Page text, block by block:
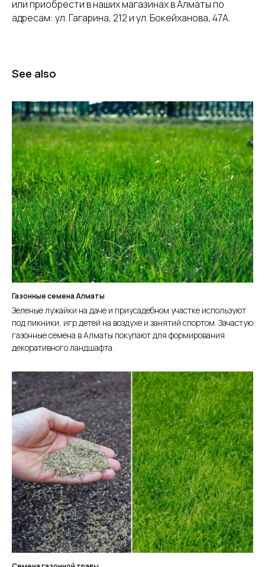
или приобрести в наших магазинах в Алматы по
адресам: ул. Гагарина, 212 и ул. Бокейханова, 47А.
See also
Газонные семена Алматы
Зеленые лужайки на даче и приусадебном участке используют
под пикники, игр детей на воздухе и занятий спортом. Зачастую
газонные семена в Алматы покупают для формирования
декоративного ландшафта.